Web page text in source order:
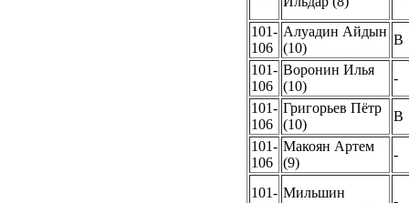
101-
106
Алуадин Айдын
(10)
B
101-
106
Воронин Илья
(10)
-
101-
106
Григорьев Пётр
(10)
B
101-
106
Макоян Артем
(9)
-
101- Мильшин